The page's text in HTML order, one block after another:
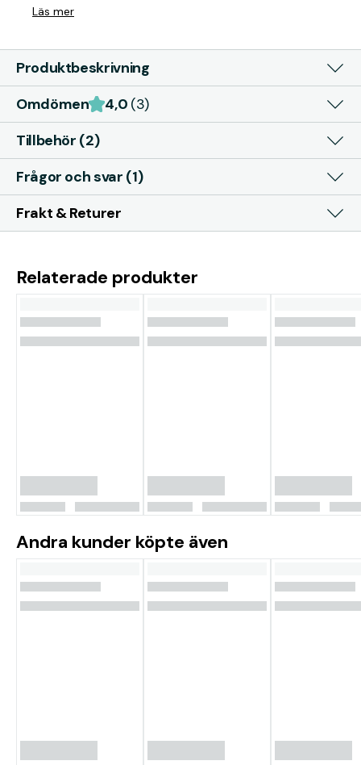
Läs mer
Produktbeskrivning
Omdömen
4,0 (3)
Tillbehör (2)
Frågor och svar (1)
Frakt & Returer
Relaterade produkter
Andra kunder köpte även